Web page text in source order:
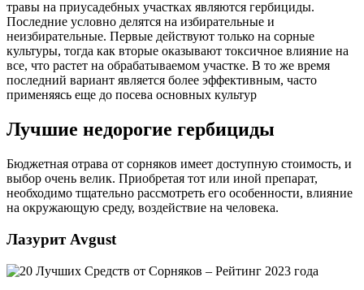
травы на приусадебных участках являются гербициды.
Последние условно делятся на избирательные и
неизбирательные. Первые действуют только на сорные
культуры, тогда как вторые оказывают токсичное влияние на
все, что растет на обрабатываемом участке. В то же время
последний вариант является более эффективным, часто
применяясь еще до посева основных культур
Лучшие недорогие гербициды
Бюджетная отрава от сорняков имеет доступную стоимость, и
выбор очень велик. Приобретая тот или иной препарат,
необходимо тщательно рассмотреть его особенности, влияние
на окружающую среду, воздействие на человека.
Лазурит Avgust